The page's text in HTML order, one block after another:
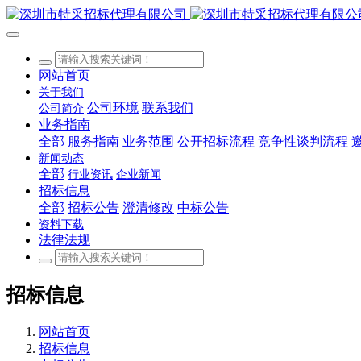
网站首页
关于我们
公司简介 公司环境 联系我们
业务指南
全部 服务指南 业务范围 公开招标流程 竞争性谈判流程
新闻动态
全部 行业资讯 企业新闻
招标信息
全部 招标公告 澄清修改 中标公告
资料下载
法律法规
招标信息
网站首页
招标信息